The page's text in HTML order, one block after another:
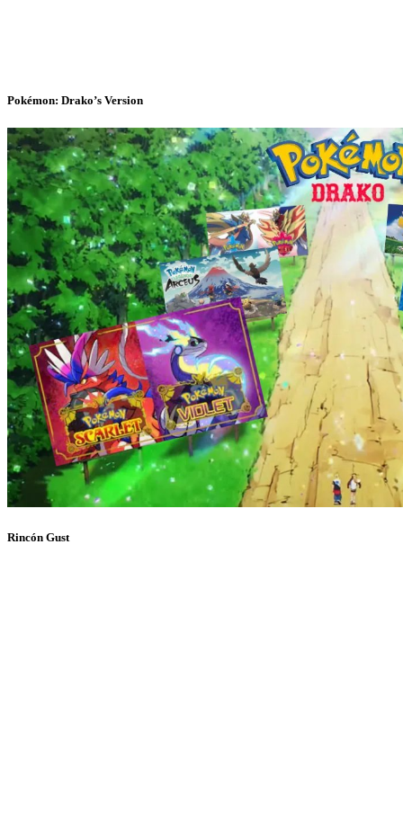
Pokémon: Drako’s Version
Rincón Gust